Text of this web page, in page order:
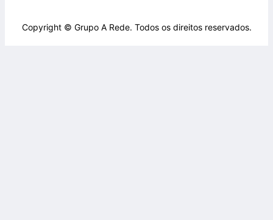
Copyright © Grupo A Rede. Todos os direitos reservados.